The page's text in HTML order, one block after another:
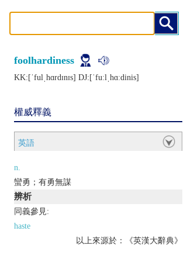
foolhardiness
KK:[ˈfulˌhɑrdɪnɪs] DJ:[ˈfuːlˌhɑːdinis]
權威釋義
英語
n.
蠻勇；有勇無謀
辨析
同義參見:
haste
以上來源於：《英漢大辭典》